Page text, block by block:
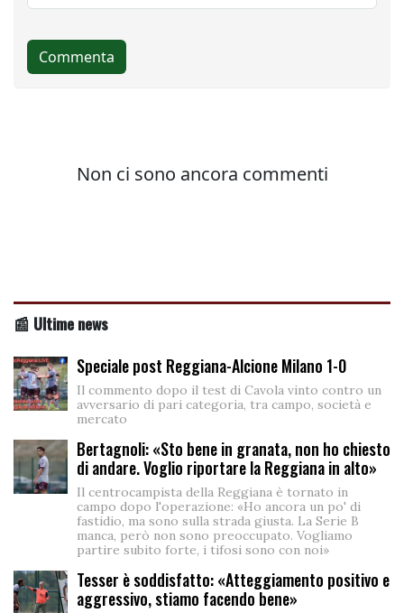
📰 Ultime news
Speciale post Reggiana-Alcione Milano 1-0
Il commento dopo il test di Cavola vinto contro un
avversario di pari categoria, tra campo, società e
mercato
Bertagnoli: «Sto bene in granata, non ho chiesto
di andare. Voglio riportare la Reggiana in alto»
Il centrocampista della Reggiana è tornato in
campo dopo l'operazione: «Ho ancora un po' di
fastidio, ma sono sulla strada giusta. La Serie B
manca, però non sono preoccupato. Vogliamo
partire subito forte, i tifosi sono con noi»
Tesser è soddisfatto: «Atteggiamento positivo e
aggressivo, stiamo facendo bene»